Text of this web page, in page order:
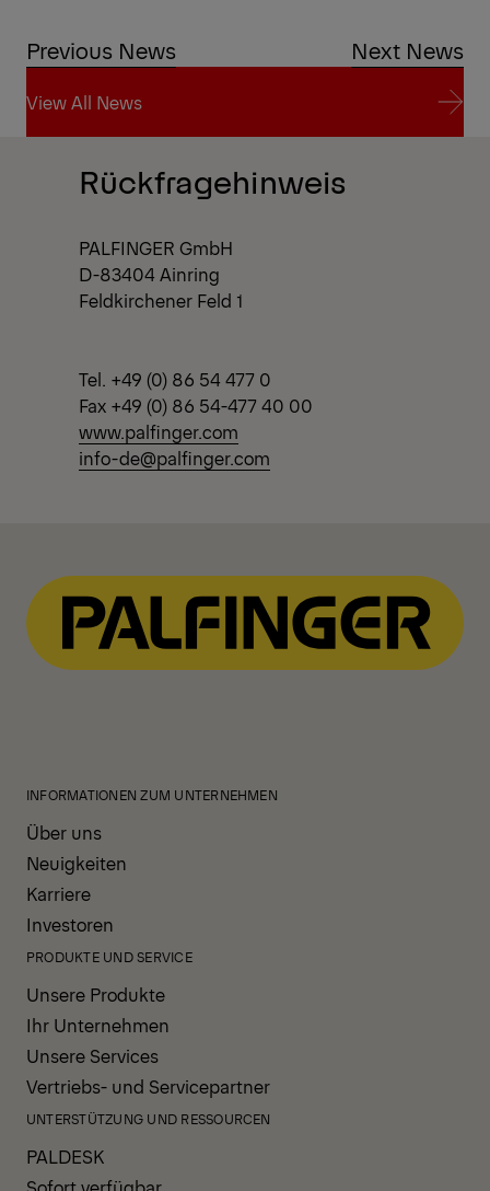
Previous News Next News
View All News
View All News
Rückfragehinweis
PALFINGER GmbH
D-83404 Ainring
Feldkirchener Feld 1
Tel. +49 (0) 86 54 477 0
Fax +49 (0) 86 54-477 40 00
www.palfinger.com
info-de@palfinger.com
INFORMATIONEN ZUM UNTERNEHMEN
Über uns
Neuigkeiten
Karriere
Investoren
PRODUKTE UND SERVICE
Unsere Produkte
Ihr Unternehmen
Unsere Services
Vertriebs- und Servicepartner
UNTERSTÜTZUNG UND RESSOURCEN
PALDESK